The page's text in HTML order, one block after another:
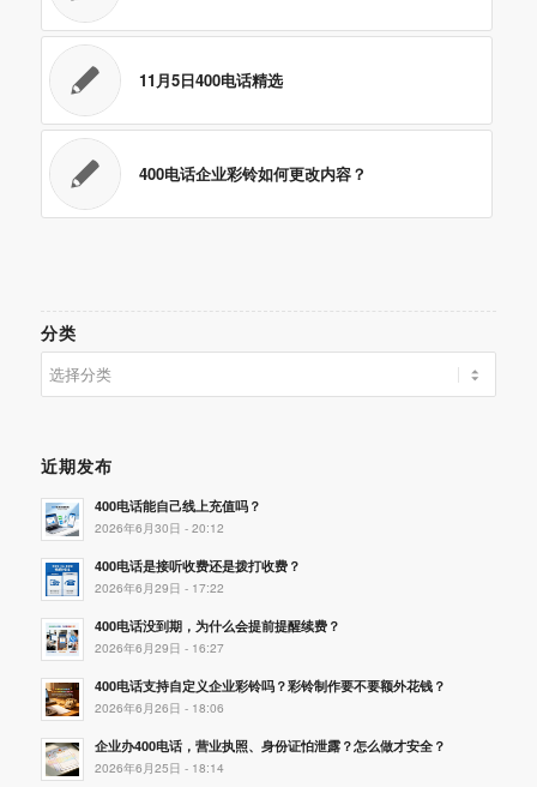
11月5日400电话精选
400电话企业彩铃如何更改内容？
分类
分
近期发布
400电话能自己线上充值吗？
2026年6月30日 - 20:12
400电话是接听收费还是拨打收费？
2026年6月29日 - 17:22
400电话没到期，为什么会提前提醒续费？
2026年6月29日 - 16:27
400电话支持自定义企业彩铃吗？彩铃制作要不要额外花钱？
2026年6月26日 - 18:06
企业办400电话，营业执照、身份证怕泄露？怎么做才安全？
2026年6月25日 - 18:14